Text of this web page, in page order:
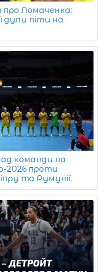
про Ломаченка:
дупи піти на
команди на
2026 проти
та Румунії.